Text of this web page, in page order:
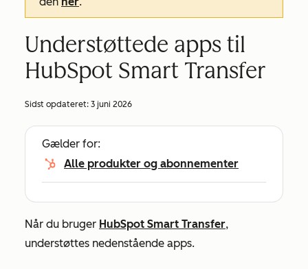
Understøttede apps til
HubSpot Smart Transfer
Sidst opdateret: 3 juni 2026
Gælder for:
Alle produkter og abonnementer
Når du bruger HubSpot Smart Transfer,
understøttes nedenstående apps.